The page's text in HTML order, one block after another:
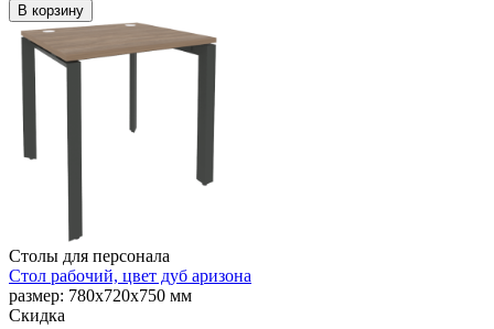
В корзину
Столы для персонала
Стол рабочий, цвет дуб аризона
размер: 780х720х750 мм
Скидка